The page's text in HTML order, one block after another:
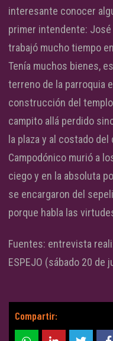
interesante conocer
primer intendente: José
trabajó mucho tiempo
Tenía muchos bienes,
terreno de la parroquia
construcción del
campito allá perdido
la plaza y al costado
Campodónico murió a
ciego y en la absoluta
se encargaron del
porque habla las
Fuentes: entrevista
ESPEJO (sábado 20 de
Compartir: